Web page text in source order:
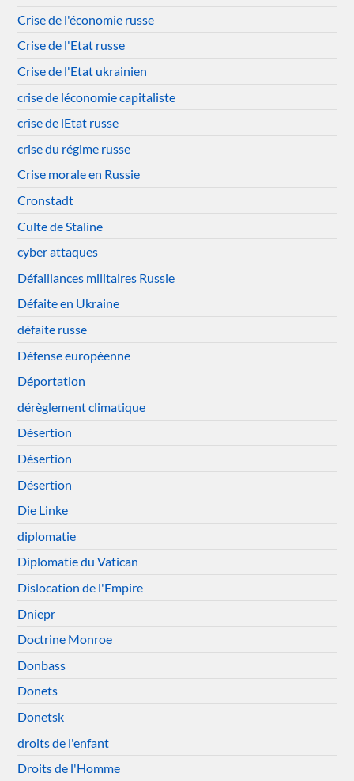
Crise de l'économie russe
Crise de l'Etat russe
Crise de l'Etat ukrainien
crise de léconomie capitaliste
crise de lEtat russe
crise du régime russe
Crise morale en Russie
Cronstadt
Culte de Staline
cyber attaques
Défaillances militaires Russie
Défaite en Ukraine
défaite russe
Défense européenne
Déportation
dérèglement climatique
Désertion
Désertion
Désertion
Die Linke
diplomatie
Diplomatie du Vatican
Dislocation de l'Empire
Dniepr
Doctrine Monroe
Donbass
Donets
Donetsk
droits de l'enfant
Droits de l'Homme